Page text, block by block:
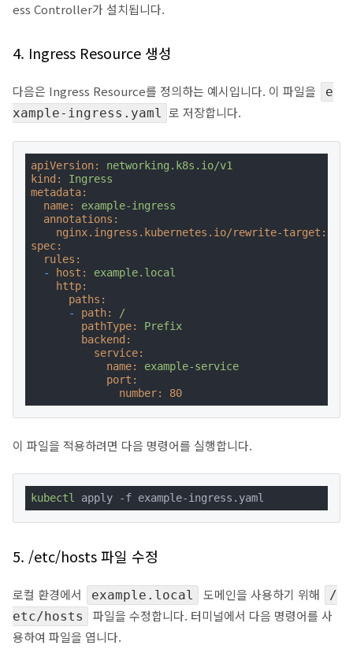
ess Controller가 설치됩니다.
4. Ingress Resource 생성
다음은 Ingress Resource를 정의하는 예시입니다. 이 파일을
e
xample-ingress.yaml 로 저장합니다.
apiVersion:
networking.k8s.io/v1
kind:
Ingress
metadata:
name:
example-ingress
annotations:
nginx.ingress.kubernetes.io/rewrite-target:
spec:
rules:
-
host:
example.local
http:
paths:
-
path:
/
pathType:
Prefix
backend:
service:
name:
example-service
port:
number:
80
이 파일을 적용하려면 다음 명령어를 실행합니다.
kubectl apply -f example-ingress.yaml
5. /etc/hosts 파일 수정
로컬 환경에서 example.local 도메인을 사용하기 위해
/
etc/hosts
파일을 수정합니다. 터미널에서 다음 명령어를 사
용하여 파일을 엽니다.